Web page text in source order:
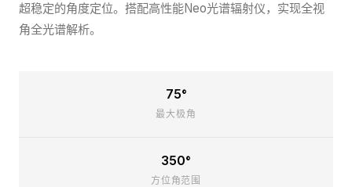
超稳定的角度定位。搭配高性能Neo光谱辐射仪，实现全视
角全光谱解析。
75°
最大极角
350°
方位角范围